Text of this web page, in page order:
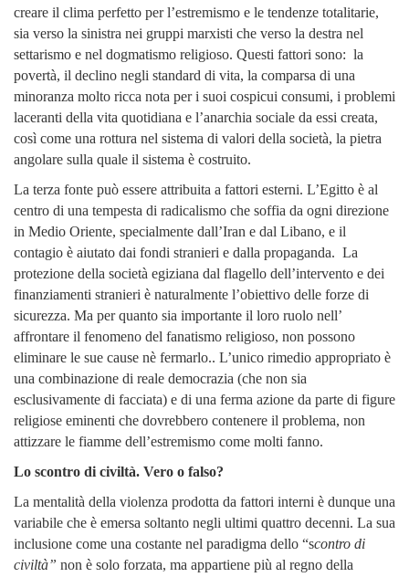
creare il clima perfetto per l’estremismo e le tendenze totalitarie,
sia verso la sinistra nei gruppi marxisti che verso la destra nel
settarismo e nel dogmatismo religioso. Questi fattori sono: la
povertà, il declino negli standard di vita, la comparsa di una
minoranza molto ricca nota per i suoi cospicui consumi, i problemi
laceranti della vita quotidiana e l’anarchia sociale da essi creata,
così come una rottura nel sistema di valori della società, la pietra
angolare sulla quale il sistema è costruito.
La terza fonte può essere attribuita a fattori esterni. L’Egitto è al
centro di una tempesta di radicalismo che soffia da ogni direzione
in Medio Oriente, specialmente dall’Iran e dal Libano, e il
contagio è aiutato dai fondi stranieri e dalla propaganda. La
protezione della società egiziana dal flagello dell’intervento e dei
finanziamenti stranieri è naturalmente l’obiettivo delle forze di
sicurezza. Ma per quanto sia importante il loro ruolo nell’
affrontare il fenomeno del fanatismo religioso, non possono
eliminare le sue cause nè fermarlo.. L’unico rimedio appropriato è
una combinazione di reale democrazia (che non sia
esclusivamente di facciata) e di una ferma azione da parte di figure
religiose eminenti che dovrebbero contenere il problema, non
attizzare le fiamme dell’estremismo come molti fanno.
Lo scontro di civiltà. Vero o falso?
La mentalità della violenza prodotta da fattori interni è dunque una
variabile che è emersa soltanto negli ultimi quattro decenni. La sua
inclusione come una costante nel paradigma dello “scontro di
civiltà” non è solo forzata, ma appartiene più al regno della